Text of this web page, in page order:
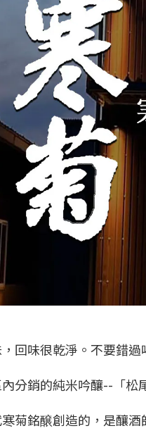
回味很乾淨。不要錯
分銷的純米吟釀--「
寒菊銘醸創造的，是釀